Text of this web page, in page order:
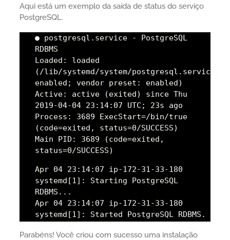
Aqui está um exemplo da saída de status do serviço
PostgreSQL.
● postgresql.service - PostgreSQL
RDBMS
Loaded: loaded
(/lib/systemd/system/postgresql.service;
enabled; vendor preset: enabled)
Active: active (exited) since Thu
2019-04-04 23:14:07 UTC; 23s ago
Process: 3689 ExecStart=/bin/true
(code=exited, status=0/SUCCESS)
Main PID: 3689 (code=exited,
status=0/SUCCESS)
Apr 04 23:14:07 ip-172-31-33-180
systemd[1]: Starting PostgreSQL
RDBMS...
Apr 04 23:14:07 ip-172-31-33-180
systemd[1]: Started PostgreSQL RDBMS.
Parabéns! Você criou com sucesso uma instalação